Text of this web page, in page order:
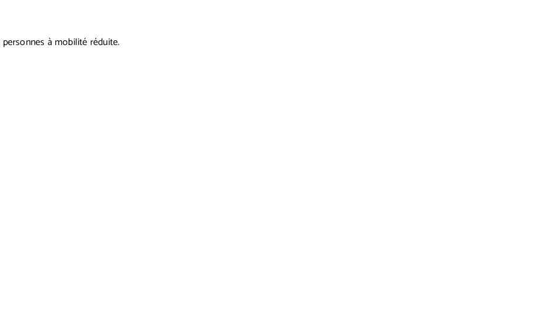
à mobilité réduite.